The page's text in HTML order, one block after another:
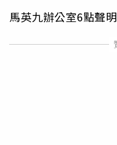
馬英九辦公室6點聲